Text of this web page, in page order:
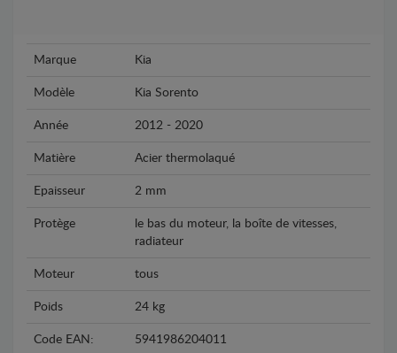
Marque Kia
Modèle Kia Sorento
Année 2012 - 2020
Matière Acier thermolaqué
Epaisseur 2 mm
Protège
le bas du moteur, la boîte de vitesses,
radiateur
Moteur tous
Poids 24 kg
Code EAN: 5941986204011